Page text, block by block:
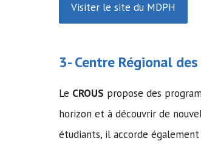
Visiter le site du MDPH
3- Centre Régional
Le CROUS propose des
horizon et à découvrir de
étudiants, il accorde